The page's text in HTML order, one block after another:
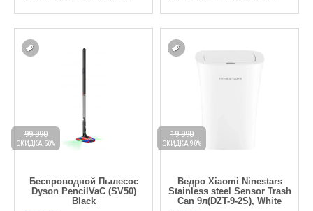
Беспроводной Пылесос
Dyson PencilVaC (SV50)
Black
99 990
СКИДКА 50%
Ведро Xiaomi Ninestars
Stainless steel Sensor Trash
Can 9л(DZT-9-2S), White
19 990
СКИДКА 90%